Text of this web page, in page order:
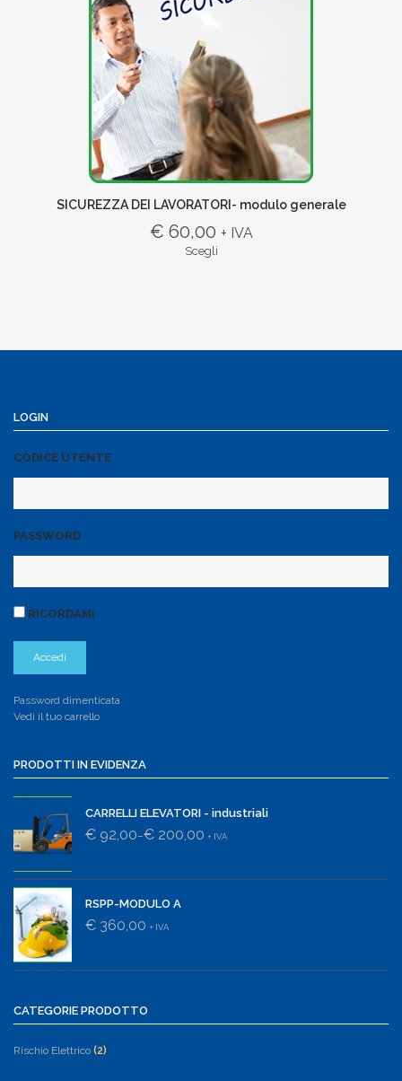
SICUREZZA DEI LAVORATORI- modulo generale
€ 60,00 + IVA
Scegli
LOGIN
CODICE UTENTE
PASSWORD
RICORDAMI
Password dimenticata
Vedi il tuo carrello
PRODOTTI IN EVIDENZA
CARRELLI ELEVATORI - industriali
€ 92,00–€ 200,00 + IVA
RSPP-MODULO A
€ 360,00 + IVA
CATEGORIE PRODOTTO
Rischio Elettrico (2)